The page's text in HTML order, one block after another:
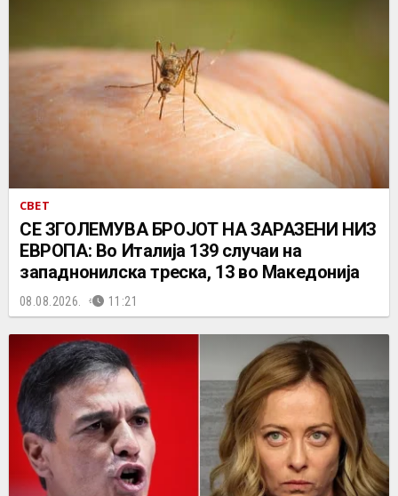
СВЕТ
СЕ ЗГОЛЕМУВА БРОЈОТ НА ЗАРАЗЕНИ НИЗ
ЕВРОПА: Во Италија 139 случаи на
западнонилска треска, 13 во Македонија
08.08.2026. 11:21